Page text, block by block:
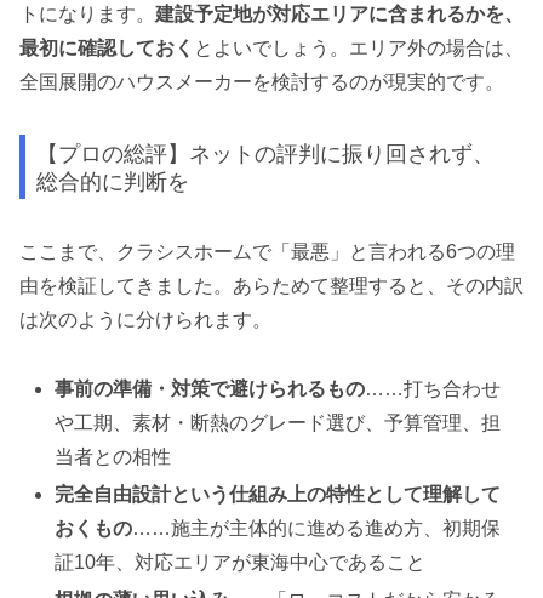
トになります。 建設予定地が対応エリアに含まれるかを、
最初に確認しておく とよいでしょう。エリア外の場合は、
全国展開のハウスメーカーを検討するのが現実的です。
【プロの総評】ネットの評判に振り回されず、
総合的に判断を
ここまで、クラシスホームで「最悪」と言われる6つの理
由を検証してきました。あらためて整理すると、その内訳
は次のように分けられます。
事前の準備・対策で避けられるもの……打ち合わせ
や工期、素材・断熱のグレード選び、予算管理、担
当者との相性
完全自由設計という仕組み上の特性として理解して
おくもの……施主が主体的に進める進め方、初期保
証10年、対応エリアが東海中心であること